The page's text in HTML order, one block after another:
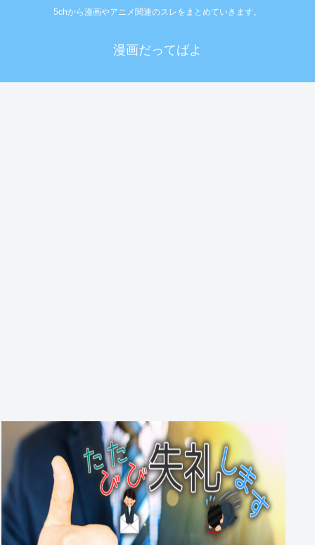
5chから漫画やアニメ関連のスレをまとめていきます。
漫画だってばよ